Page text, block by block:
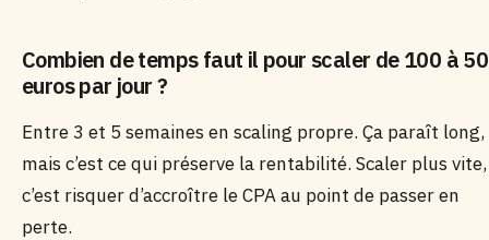
Combien de temps faut il pour scaler de 100 à
euros par jour ?
Entre 3 et 5 semaines en scaling propre. Ça paraît long,
mais c’est ce qui préserve la rentabilité. Scaler plus vite,
c’est risquer d’accroître le CPA au point de passer en
perte.